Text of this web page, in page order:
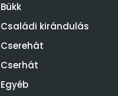
Bükk
Családi kirándulás
Cserehát
Cserhát
Egyéb